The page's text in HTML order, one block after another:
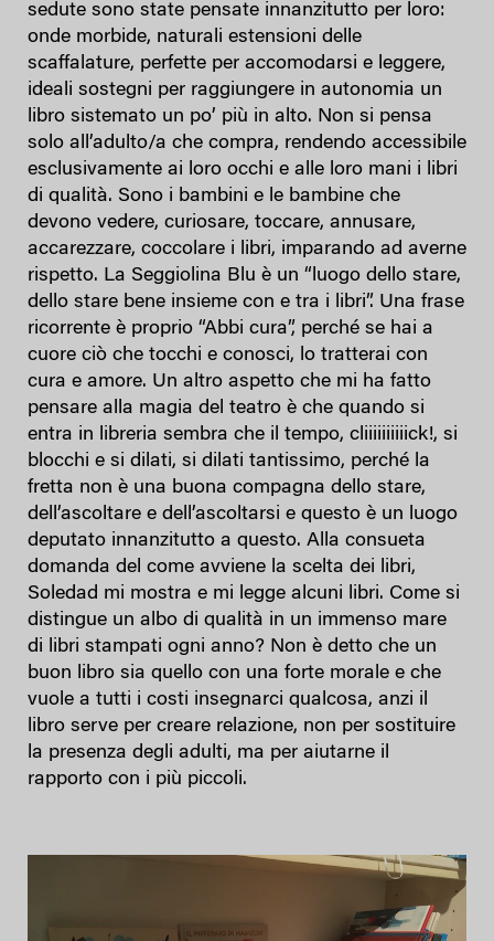
sedute sono state pensate innanzitutto per loro:
onde morbide, naturali estensioni delle
scaffalature, perfette per accomodarsi e leggere,
ideali sostegni per raggiungere in autonomia un
libro sistemato un po’ più in alto. Non si pensa
solo all’adulto/a che compra, rendendo accessibile
esclusivamente ai loro occhi e alle loro mani i libri
di qualità. Sono i bambini e le bambine che
devono vedere, curiosare, toccare, annusare,
accarezzare, coccolare i libri, imparando ad averne
rispetto. La Seggiolina Blu è un “luogo dello stare,
dello stare bene insieme con e tra i libri”. Una frase
ricorrente è proprio “Abbi cura”, perché se hai a
cuore ciò che tocchi e conosci, lo tratterai con
cura e amore. Un altro aspetto che mi ha fatto
pensare alla magia del teatro è che quando si
entra in libreria sembra che il tempo, cliiiiiiiiiick!, si
blocchi e si dilati, si dilati tantissimo, perché la
fretta non è una buona compagna dello stare,
dell’ascoltare e dell’ascoltarsi e questo è un luogo
deputato innanzitutto a questo. Alla consueta
domanda del come avviene la scelta dei libri,
Soledad mi mostra e mi legge alcuni libri. Come si
distingue un albo di qualità in un immenso mare
di libri stampati ogni anno? Non è detto che un
buon libro sia quello con una forte morale e che
vuole a tutti i costi insegnarci qualcosa, anzi il
libro serve per creare relazione, non per sostituire
la presenza degli adulti, ma per aiutarne il
rapporto con i più piccoli.